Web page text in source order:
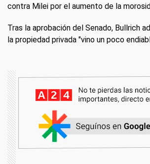
contra Milei por el aumento de la
Tras la aprobación del Senado, Bullrich
la propiedad privada "vino un poco